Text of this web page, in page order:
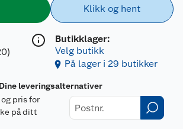
Klikk og hent
Butikklager:
Velg butikk
På lager i 29 butikker
Dine leveringsalternativer
pris for
på ditt